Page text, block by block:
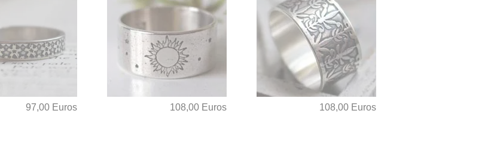
97,00 Euros 108,00 Euros 108,00 Euros